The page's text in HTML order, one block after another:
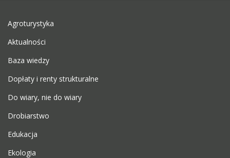
Agroturystyka
Aktualności
Baza wiedzy
Dopłaty i renty strukturalne
Do wiary, nie do wiary
Drobiarstwo
Edukacja
Ekologia